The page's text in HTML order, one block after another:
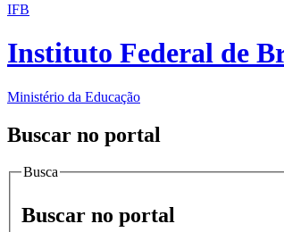
IFB
Instituto Federal de
Ministério da Educação
Buscar no portal
Busca
Buscar no portal